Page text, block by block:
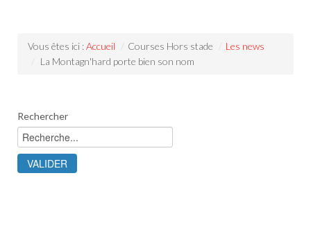
Vous êtes ici :Accueil / Courses Hors stade / Les news
/ La Montagn'hard porte bien son nom
Rechercher